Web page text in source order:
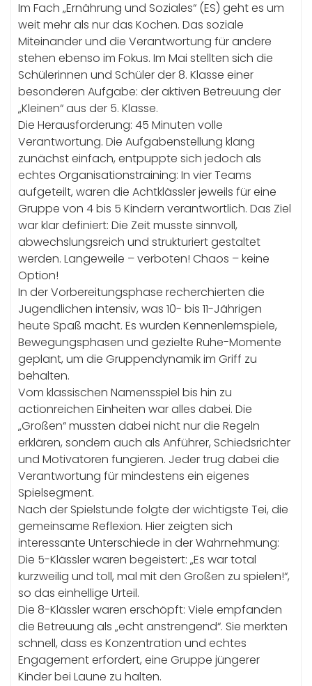
Im Fach „Ernährung und Soziales“ (ES) geht es um
weit mehr als nur das Kochen. Das soziale
Miteinander und die Verantwortung für andere
stehen ebenso im Fokus. Im Mai stellten sich die
Schülerinnen und Schüler der 8. Klasse einer
besonderen Aufgabe: der aktiven Betreuung der
„Kleinen“ aus der 5. Klasse.
Die Herausforderung: 45 Minuten volle
Verantwortung. Die Aufgabenstellung klang
zunächst einfach, entpuppte sich jedoch als
echtes Organisationstraining: In vier Teams
aufgeteilt, waren die Achtklässler jeweils für eine
Gruppe von 4 bis 5 Kindern verantwortlich. Das Ziel
war klar definiert: Die Zeit musste sinnvoll,
abwechslungsreich und strukturiert gestaltet
werden. Langeweile – verboten! Chaos – keine
Option!
In der Vorbereitungsphase recherchierten die
Jugendlichen intensiv, was 10- bis 11-Jährigen
heute Spaß macht. Es wurden Kennenlernspiele,
Bewegungsphasen und gezielte Ruhe-Momente
geplant, um die Gruppendynamik im Griff zu
behalten.
Vom klassischen Namensspiel bis hin zu
actionreichen Einheiten war alles dabei. Die
„Großen“ mussten dabei nicht nur die Regeln
erklären, sondern auch als Anführer, Schiedsrichter
und Motivatoren fungieren. Jeder trug dabei die
Verantwortung für mindestens ein eigenes
Spielsegment.
Nach der Spielstunde folgte der wichtigste Tei, die
gemeinsame Reflexion. Hier zeigten sich
interessante Unterschiede in der Wahrnehmung:
Die 5-Klässler waren begeistert: „Es war total
kurzweilig und toll, mal mit den Großen zu spielen!“,
so das einhellige Urteil.
Die 8-Klässler waren erschöpft: Viele empfanden
die Betreuung als „echt anstrengend“. Sie merkten
schnell, dass es Konzentration und echtes
Engagement erfordert, eine Gruppe jüngerer
Kinder bei Laune zu halten.